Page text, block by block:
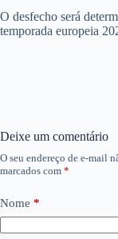
O desfecho será
temporada europeia
Deixe um comentário
O seu endereço de e-mail
marcados com *
Nome *